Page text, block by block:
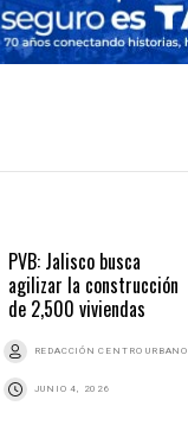
PVB: Jalisco busca
agilizar la construcción
de 2,500 viviendas
REDACCIÓN CENTRO URBANO
JUNIO 4, 2026